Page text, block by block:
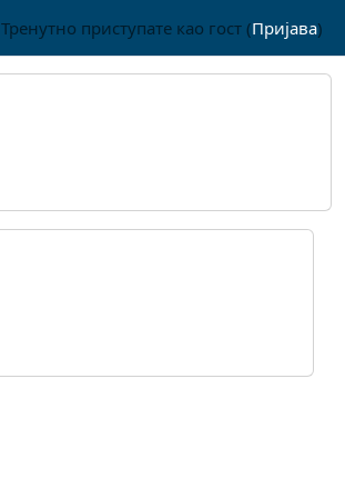
Тренутно приступате као гост (Пријава)